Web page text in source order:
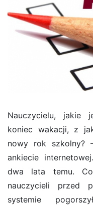
Nauczycielu, jakie
koniec wakacji, z
nowy rok szkolny?
ankiecie
dwa lata temu.
nauczycieli przed
systemie